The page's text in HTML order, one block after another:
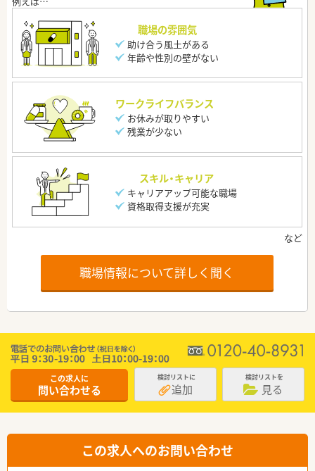
職場の雰囲気
助け合う風土がある
年齢や性別の壁がない
ワークライフバランス
お休みが取りやすい
残業が少ない
スキル・キャリア
キャリアアップ可能な職場
資格取得支援が充実
職場情報について詳しく聞く
この求人に
問い合わせる
検討リストに
追加
検討リストを
見る
この求人へのお問い合わせ